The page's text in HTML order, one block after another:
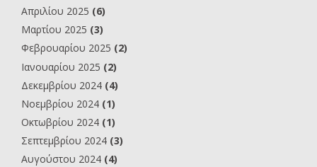
Απριλίου 2025 (6)
Μαρτίου 2025 (3)
Φεβρουαρίου 2025 (2)
Ιανουαρίου 2025 (2)
Δεκεμβρίου 2024 (4)
Νοεμβρίου 2024 (1)
Οκτωβρίου 2024 (1)
Σεπτεμβρίου 2024 (3)
Αυγούστου 2024 (4)